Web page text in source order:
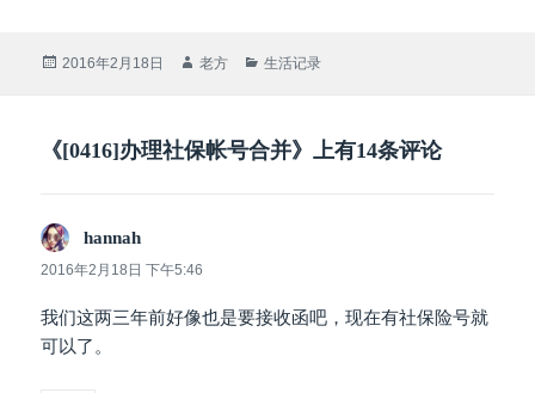
发
2016年2月18日
作
老方
分
生活记录
《[0416]办理社保帐号合并》上有14条评论
hannah
道：
2016年2月18日 下午5:46
我们这两三年前好像也是要接收函吧，现在有社保险号就
可以了。